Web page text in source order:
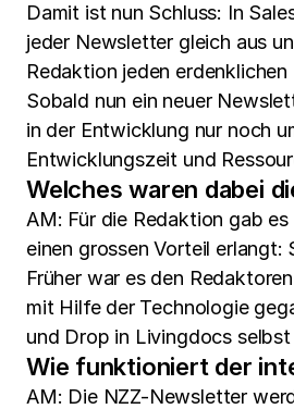
Damit ist nun Schluss: In
jeder Newsletter gleich aus
Redaktion jeden
Sobald nun ein neuer
in der Entwicklung nur noch
Entwicklungszeit und
Welches waren dabei
AM: Für die Redaktion gab
einen grossen Vorteil
Früher war es den
mit Hilfe der Technologie
und Drop in Livingdocs
Wie funktioniert der
AM: Die NZZ-Newsletter